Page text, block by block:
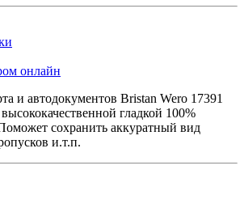
онлайн
и автодокументов Bristan Wero 17391
гладкой 100%
сохранить аккуратный вид
и.т.п.